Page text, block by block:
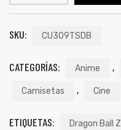
SKU: CU309TSDB
CATEGORÍAS: Anime ,
Camisetas , Cine
ETIQUETAS: Dragon Ball Z